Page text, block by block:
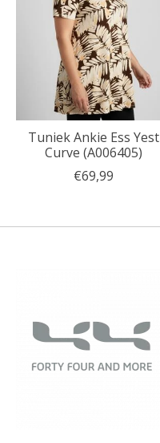
Tuniek Ankie Ess Yest
Curve (A006405)
€69,99